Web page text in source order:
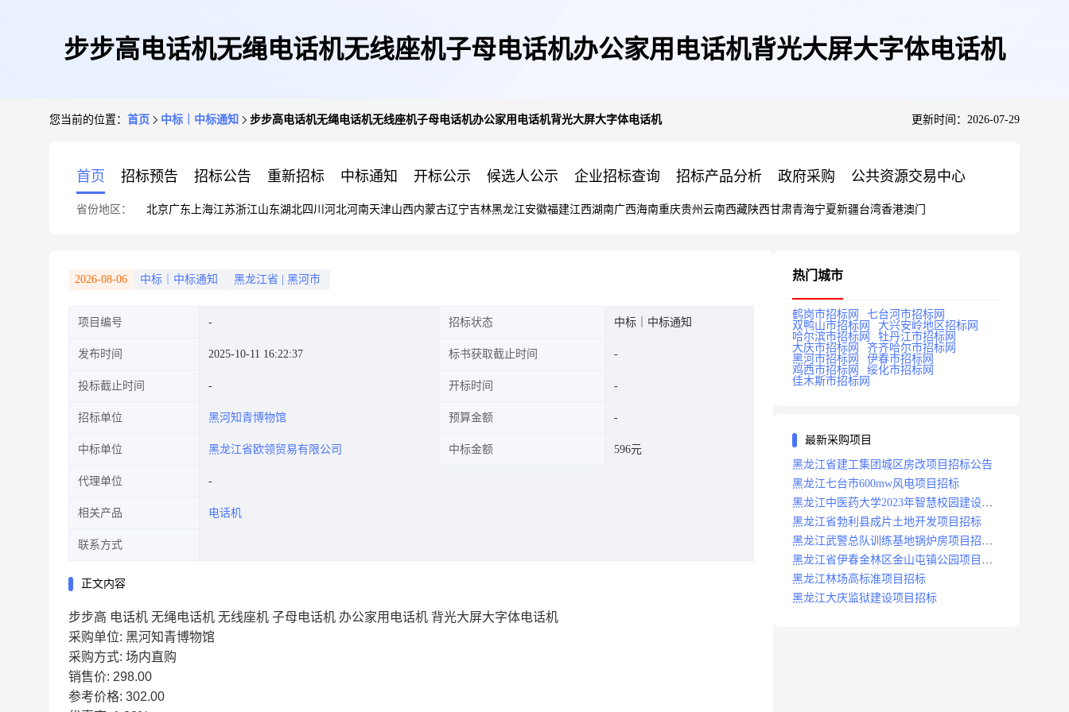
步步高电话机无绳电话机无线座机子母电话机办公家用电话机背光大屏大字体电话机
您当前的位置： 首页 中标｜中标通知 步步高电话机无绳电话机无线座机子母电话机办公家用电话机背光大屏大字体电话机 更新时间：2026-07-29
首页 招标预告 招标公告 重新招标 中标通知 开标公示 候选人公示 企业招标查询 招标产品分析 政府采购 公共资源交易中心
省份地区： 北京广东 上海江苏浙江山东湖北四川 河北河南天津山西内蒙古辽宁吉林黑龙江安徽福建江西湖南广西海南重庆贵州 云南西藏陕西甘肃青海宁夏新疆台湾香港澳门
2026-08-06 中标｜中标通知 黑龙江省 黑河市
项目编号 招标状态 中标｜中标通知
发布时间 2025-10-11 16:22:37 标书获取截止时间
投标截止时间 开标时间
招标单位 黑河知青博物馆 预算金额
中标单位 黑龙江省欧领贸易有限公司 中标金额 596元
代理单位
相关产品 电话机
联系方式
正文内容
步步高 电话机 无绳电话机 无线座机 子母电话机 办公家用电话机 背光大屏大字体电话机
采购单位: 黑河知青博物馆
采购方式: 场内直购
销售价: 298.00
参考价格: 302.00
热门城市
鹤岗市招标网
七台河市招标网
双鸭山市招标网
大兴安岭地区招标网
哈尔滨市招标网
牡丹江市招标网
大庆市招标网
齐齐哈尔市招标网
黑河市招标网
伊春市招标网
鸡西市招标网
绥化市招标网
佳木斯市招标网
最新采购项目
黑龙江省建工集团城区房改项目招标公告
黑龙江七台市600mw风电项目招标
黑龙江中医药大学2023年智慧校园建设项
目招标公告
黑龙江省勃利县成片土地开发项目招标
黑龙江武警总队训练基地锅炉房项目招标
公示
黑龙江省伊春金林区金山屯镇公园项目招
标公告
黑龙江林场高标准项目招标
黑龙江大庆监狱建设项目招标